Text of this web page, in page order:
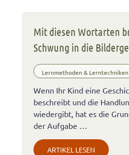
Mit diesen Wortarten
Schwung in die
Lernmethoden & Lerntechniken
Wenn Ihr Kind eine
beschreibt und die
wiedergibt, hat es die
der Aufgabe …
ARTIKEL LESEN